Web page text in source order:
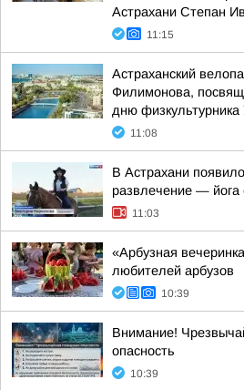
Астрахани Степан
11:15
Астраханский
Филимонова,
дню
11:08
В Астрахани
развлечение —
11:03
«Арбузная
любителей арбузов
10:39
Внимание!
опасность
10:39